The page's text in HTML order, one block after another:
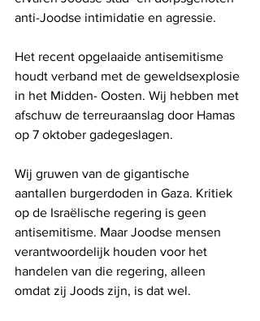
anti-Joodse intimidatie en agressie.
Het recent opgelaaide antisemitisme
houdt verband met de geweldsexplosie
in het Midden- Oosten. Wij hebben met
afschuw de terreuraanslag door Hamas
op 7 oktober gadegeslagen.
Wij gruwen van de gigantische
aantallen burgerdoden in Gaza. Kritiek
op de Israëlische regering is geen
antisemitisme. Maar Joodse mensen
verantwoordelijk houden voor het
handelen van die regering, alleen
omdat zij Joods zijn, is dat wel.